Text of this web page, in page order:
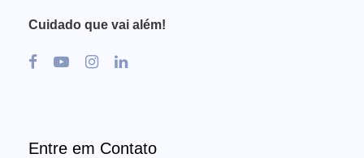
Cuidado que vai além!
Entre em Contato